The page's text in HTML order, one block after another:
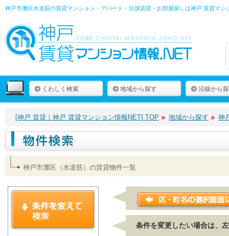
神戸市灘区水道筋の賃貸マンション・アパート・分譲賃貸・お部屋探しは神戸 賃貸マン
くわしく検索 地域から探す 沿線から
[神戸 賃貸｜神戸 賃貸マンション情報NET] TOP 地域から探す 神
神戸市灘区（水道筋）の賃貸物件一覧
条件を変更したい場合は、